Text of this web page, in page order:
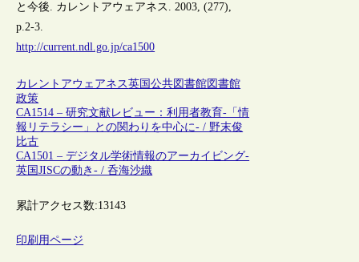
と今後. カレントアウェアネス. 2003, (277),
p.2-3.
http://current.ndl.go.jp/ca1500
カレントアウェアネス英国公共図書館図書館
政策
CA1514 – 研究文献レビュー：利用者教育-「情
報リテラシー」との関わりを中心に- / 野末俊
比古
CA1501 – デジタル学術情報のアーカイビング-
英国JISCの動き- / 呑海沙織
累計アクセス数:13143
印刷用ページ